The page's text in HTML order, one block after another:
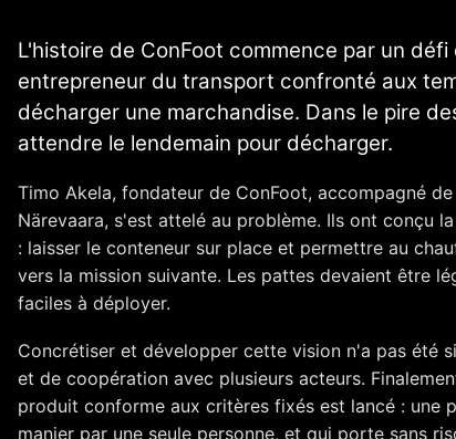
L'histoire de ConFoot commence par un
entrepreneur du transport confronté aux
décharger une marchandise. Dans le pire
attendre le lendemain pour décharger.
Timo Akela, fondateur de ConFoot, accompagné
Närevaara, s'est attelé au problème. Ils ont conçu
: laisser le conteneur sur place et permettre au
vers la mission suivante. Les pattes devaient être
faciles à déployer.
Concrétiser et développer cette vision n'a pas été
et de coopération avec plusieurs acteurs.
produit conforme aux critères fixés est lancé : une
manier par une seule personne, et qui porte sans